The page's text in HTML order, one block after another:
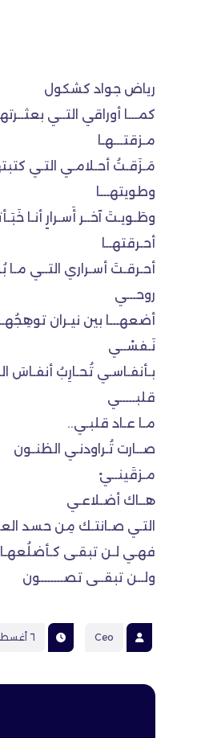
رياض جواد كشكول
كمـــا أوراقي التــي
مـزقتـــهـا
مَـزَقـتُ أحـلامـي التـي
وطويتهـــا
وطَـويـتَ آخــر أَسـرارٍ أنـا
أحـرقتهــا
أحـرقـتَ أسـراري التــي مـا
روحـــي
أضعهـــا بين نيـران
نَـفسْــي
بـأنفـاسـي تُحـارِبُ أنفـاسَ
قلبـــــي
مـا عـاد قلبـي..
صــارت تُـراودنـي الظنـون
مـزقَينــيْ
هــاك أضـلاعـي
التـي صـانتـك مِن حسد
فهـي لـن تبقـى كـأضلُعهـا
ولــن تبقــى تصـــــــون
Ceo ٦ أغسطس، ٢٠١٧